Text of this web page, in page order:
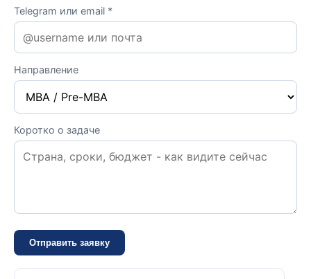
Telegram или email *
Направление
Коротко о задаче
Отправить заявку